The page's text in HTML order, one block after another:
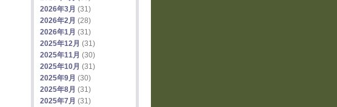
2026年3月 (31)
2026年2月 (28)
2026年1月 (31)
2025年12月 (31)
2025年11月 (30)
2025年10月 (31)
2025年9月 (30)
2025年8月 (31)
2025年7月 (31)